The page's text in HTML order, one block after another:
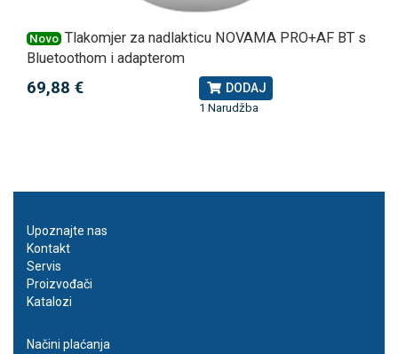
Novo Tlakomjer za nadlakticu NOVAMA PRO+AF BT s
Bluetoothom i adapterom
69,88 € DODAJ
1 Narudžba
Upoznajte nas
Kontakt
Servis
Proizvođači
Katalozi
Načini plaćanja